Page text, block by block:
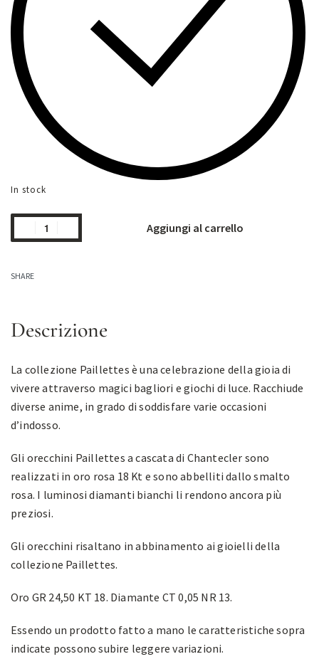
In stock
Aggiungi al carrello
SHARE
Descrizione
La collezione Paillettes è una celebrazione della gioia di
vivere attraverso magici bagliori e giochi di luce. Racchiude
diverse anime, in grado di soddisfare varie occasioni
d’indosso.
Gli orecchini Paillettes a cascata di Chantecler sono
realizzati in oro rosa 18 Kt e sono abbelliti dallo smalto
rosa. I luminosi diamanti bianchi li rendono ancora più
preziosi.
Gli orecchini risaltano in abbinamento ai gioielli della
collezione Paillettes.
Oro GR 24,50 KT 18. Diamante CT 0,05 NR 13.
Essendo un prodotto fatto a mano le caratteristiche sopra
indicate possono subire leggere variazioni.